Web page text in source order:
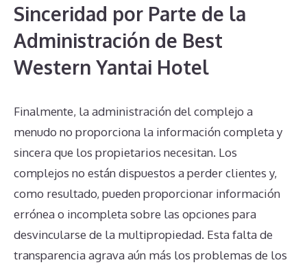
Sinceridad por Parte de la
Administración de Best
Western Yantai Hotel
Finalmente, la administración del complejo a
menudo no proporciona la información completa y
sincera que los propietarios necesitan. Los
complejos no están dispuestos a perder clientes y,
como resultado, pueden proporcionar información
errónea o incompleta sobre las opciones para
desvincularse de la multipropiedad. Esta falta de
transparencia agrava aún más los problemas de los